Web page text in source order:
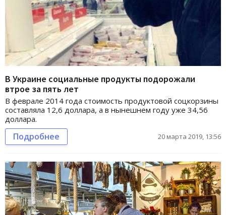
В Украине социальные продукты подорожали
втрое за пять лет
В феврале 2014 года стоимость продуктовой соцкорзины
составляла 12,6 доллара, а в нынешнем году уже 34,56
доллара.
Подробнее 20 марта 2019, 13:56